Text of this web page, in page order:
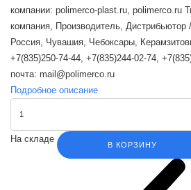
компании: polimerco-plast.ru, polimerco.ru
компания, Производитель,
Россия, Чувашия, Чебоксары,
+7(835)250-74-44, +7(835)244-02-74,
почта: mail@polimerco.ru
Подробное описание
На складе
В КОРЗИНУ